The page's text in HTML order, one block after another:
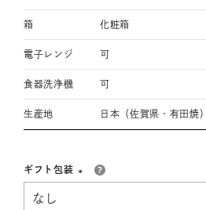
箱 化粧箱
電子レンジ 可
食器洗浄機 可
生産地 日本（佐賀県・有田焼）
ギフト包装